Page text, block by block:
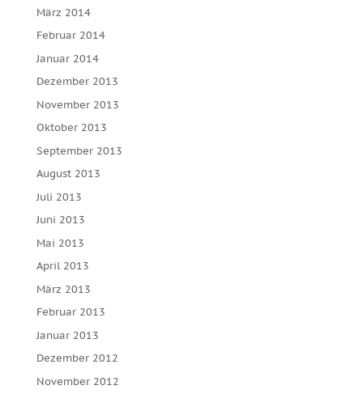
März 2014
Februar 2014
Januar 2014
Dezember 2013
November 2013
Oktober 2013
September 2013
August 2013
Juli 2013
Juni 2013
Mai 2013
April 2013
März 2013
Februar 2013
Januar 2013
Dezember 2012
November 2012